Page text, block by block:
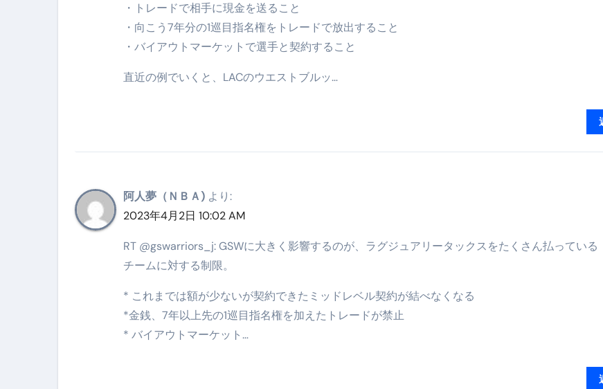
・トレードで相手に現金を送ること
・向こう7年分の1巡目指名権をトレードで放出すること
・バイアウトマーケットで選手と契約すること
直近の例でいくと、LACのウエストブルッ…
阿人夢（ＮＢＡ) より:
2023年4月2日 10:02 AM
RT @gswarriors_j: GSWに大きく影響するのが、ラグジュアリータックスをたくさん払っている
チームに対する制限。
* これまでは額が少ないが契約できたミッドレベル契約が結べなくなる
*金銭、7年以上先の1巡目指名権を加えたトレードが禁止
* バイアウトマーケット…